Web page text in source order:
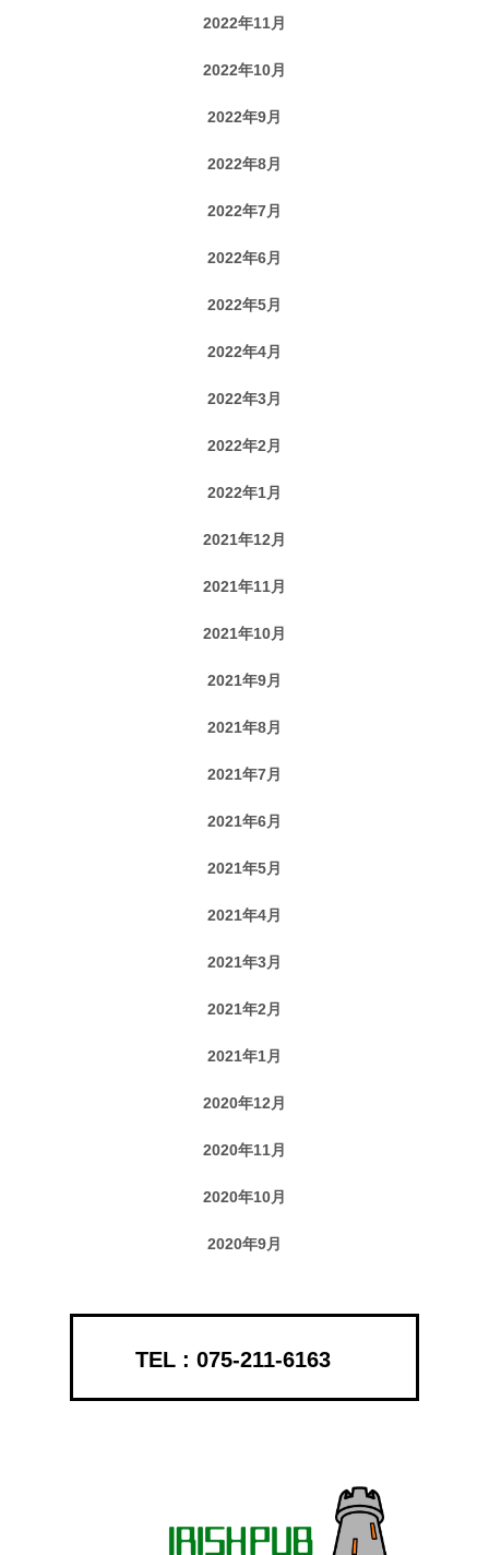
2022年11月
2022年10月
2022年9月
2022年8月
2022年7月
2022年6月
2022年5月
2022年4月
2022年3月
2022年2月
2022年1月
2021年12月
2021年11月
2021年10月
2021年9月
2021年8月
2021年7月
2021年6月
2021年5月
2021年4月
2021年3月
2021年2月
2021年1月
2020年12月
2020年11月
2020年10月
2020年9月
075-211-6163